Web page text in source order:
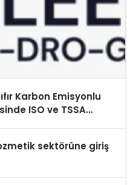
Karbon Emisyonlu
ISO ve TSSA
sektörüne giriş